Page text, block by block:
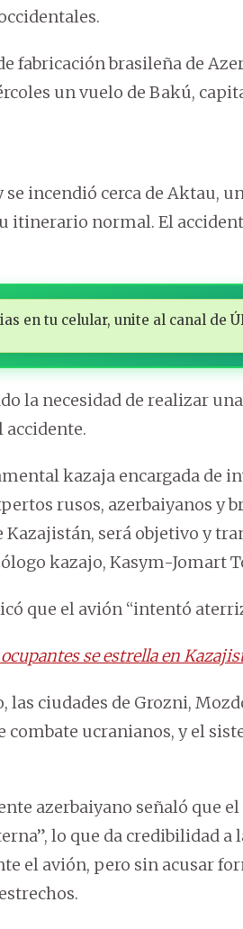
fabricación brasileña de
un vuelo de Bakú,
incendió cerca de Aktau,
itinerario normal. El
en tu celular, unite al canal de
la necesidad de realizar
accidente.
kazaja encargada de
rusos, azerbaiyanos y
Kazajistán, será objetivo y
kazajo, Kasym-Jomart
que el avión “intentó
se estrella en
las ciudades de Grozni,
combate ucranianos, y el
azerbaiyano señaló que
lo que da credibilidad
el avión, pero sin acusar